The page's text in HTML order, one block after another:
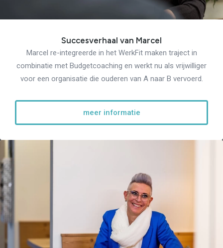
Succesverhaal van Marcel
Marcel re-integreerde in het WerkFit maken traject in
combinatie met Budgetcoaching en werkt nu als vrijwilliger
voor een organisatie die ouderen van A naar B vervoerd.
meer informatie